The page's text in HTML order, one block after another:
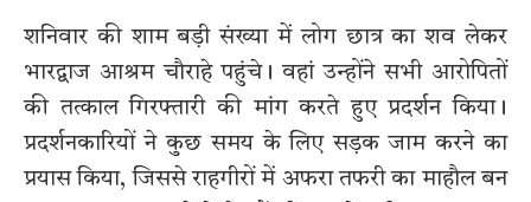
शनिवार की शाम बड़ी संख्या में लोग छात्र का शव लेकर
भारद्वाज आश्रम चौराहे पहुंचे। वहां उन्होंने सभी आरोपितों
की तत्काल गिरफ्तारी की मांग करते हुए प्रदर्शन किया।
प्रदर्शनकारियों ने कुछ समय के लिए सड़क जाम करने का
प्रयास किया, जिससे राहगीरों में अफरा तफरी का माहौल बन